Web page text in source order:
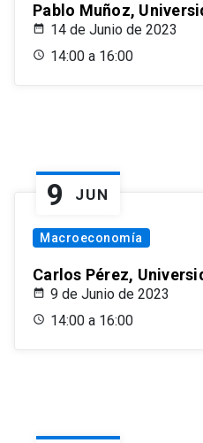
Pablo Muñoz,
14 de Junio de 2023
14:00 a 16:00
9 JUN
Macroeconomía
Carlos Pérez,
9 de Junio de 2023
14:00 a 16:00